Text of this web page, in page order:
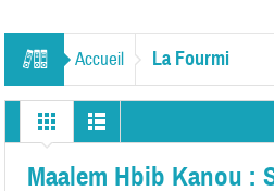
Accueil La Fourmi
Maalem Hbib Kanou :